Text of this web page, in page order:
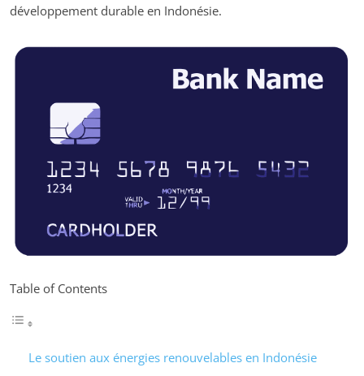
développement durable en Indonésie.
Table of Contents
Le soutien aux énergies renouvelables en Indonésie